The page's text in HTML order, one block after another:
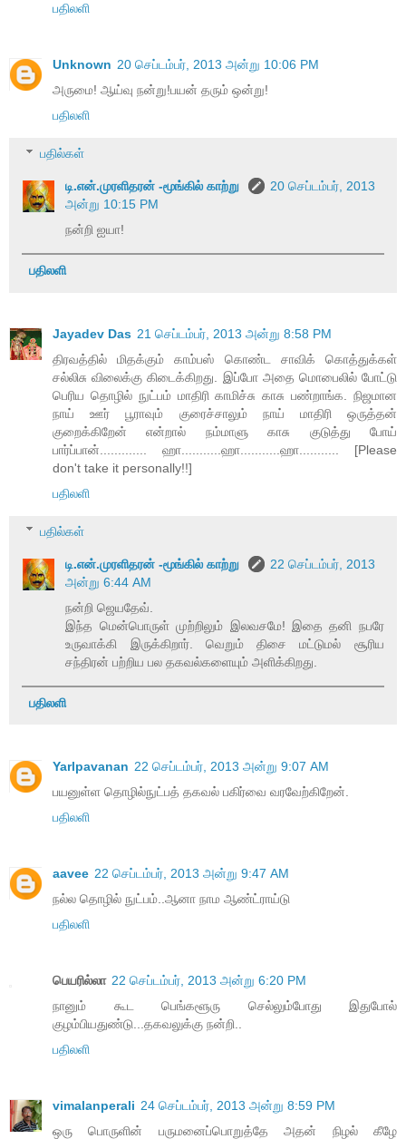
பதிலளி
Unknown 20 செப்டம்பர், 2013 அன்று 10:06 PM
அருமை! ஆய்வு நன்று!பயன் தரும் ஒன்று!
பதிலளி
பதில்கள்
டி.என்.முரளிதரன் -மூங்கில் காற்று
20 செப்டம்பர், 2013
அன்று 10:15 PM
நன்றி ஐயா!
பதிலளி
Jayadev Das 21 செப்டம்பர், 2013 அன்று 8:58 PM
திரவத்தில் மிதக்கும் காம்பஸ் கொண்ட சாவிக் கொத்துக்கள்
சல்லிசு விலைக்கு கிடைக்கிறது. இப்போ அதை மொபைலில் போட்டு
பெரிய தொழில் நுட்பம் மாதிரி காமிச்சு காசு பண்றாங்க. நிஜமான
நாய் ஊர் பூராவும் குரைச்சாலும் நாய் மாதிரி ஒருத்தன்
குறைக்கிறேன் என்றால் நம்மாளு காசு குடுத்து போய்
பார்ப்பான்............. ஹா...........ஹா...........ஹா........... [Please
don't take it personally!!]
பதிலளி
பதில்கள்
டி.என்.முரளிதரன் -மூங்கில் காற்று
22 செப்டம்பர், 2013
அன்று 6:44 AM
நன்றி ஜெயதேவ்.
இந்த மென்பொருள் முற்றிலும் இலவசமே! இதை தனி நபரே
உருவாக்கி இருக்கிறார். வெறும் திசை மட்டுமல் சூரிய
சந்திரன் பற்றிய பல தகவல்களையும் அளிக்கிறது.
பதிலளி
Yarlpavanan 22 செப்டம்பர், 2013 அன்று 9:07 AM
பயனுள்ள தொழில்நுட்பத் தகவல் பகிர்வை வரவேற்கிறேன்.
பதிலளி
aavee 22 செப்டம்பர், 2013 அன்று 9:47 AM
நல்ல தொழில் நுட்பம்..ஆனா நாம ஆண்ட்ராய்டு
பதிலளி
பெயரில்லா 22 செப்டம்பர், 2013 அன்று 6:20 PM
நானும் கூட பெங்களூரு செல்லும்போது இதுபோல்
குழம்பியதுண்டு...தகவலுக்கு நன்றி..
பதிலளி
vimalanperali 24 செப்டம்பர், 2013 அன்று 8:59 PM
ஒரு பொருளின் பருமனைப்பொறுத்தே அதன் நிழல் கீழே